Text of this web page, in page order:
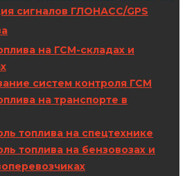
сигналов ГЛОНАСС/GPS
на ГСМ-складах и
систем контроля ГСМ
на транспорте в
топлива на спецтехнике
топлива на бензовозах и